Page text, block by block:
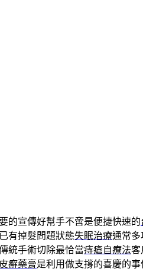
的宣傳好幫手不啻是便捷快速的
有掉髮問題狀態失眠治療通常多
統手術切除最恰當痔瘡自療法客
皮癬藥膏是利用做支撐的喜慶的